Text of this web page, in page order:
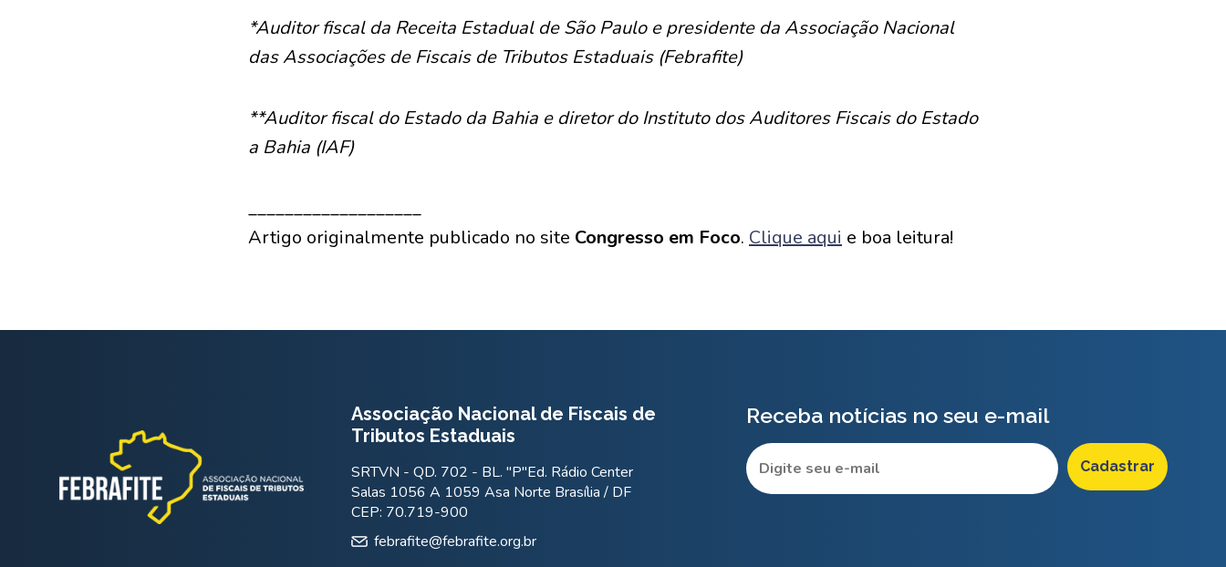
*Auditor fiscal da Receita Estadual de São Paulo e presidente da Associação Nacional
das Associações de Fiscais de Tributos Estaduais (Febrafite)
**Auditor fiscal do Estado da Bahia e diretor do Instituto dos Auditores Fiscais do Estado
a Bahia (IAF)
___________________
Artigo originalmente publicado no site Congresso em Foco. Clique aqui e boa leitura!
Associação Nacional de Fiscais de
Tributos Estaduais
SRTVN - QD. 702 - BL. "P"Ed. Rádio Center
Salas 1056 A 1059 Asa Norte Brasília / DF
CEP: 70.719-900
febrafite@febrafite.org.br
Receba notícias no seu e-mail